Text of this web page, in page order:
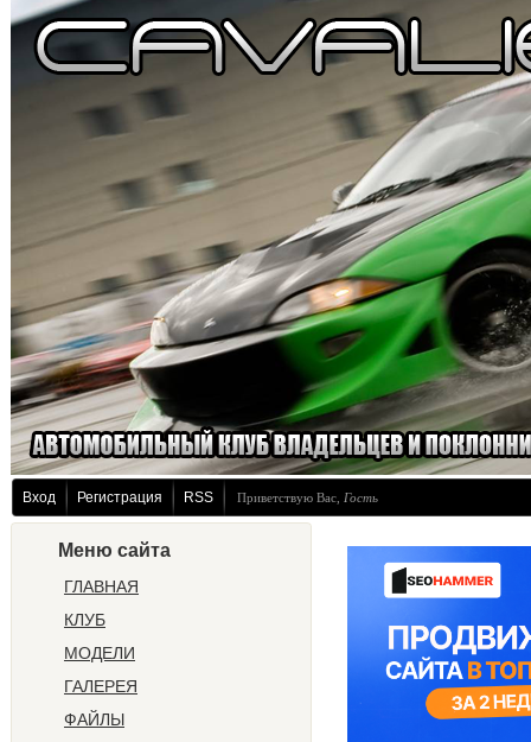
Вход Регистрация RSS Приветствую Вас Гость
Меню сайта
ГЛАВНАЯ
КЛУБ
МОДЕЛИ
ГАЛЕРЕЯ
ФАЙЛЫ